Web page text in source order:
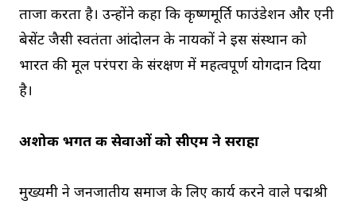
ताजा करता है। उन्होंने कहा कि कृष्णमूर्ति फाउंडेशन और एनी
बेसेंट जैसी स्वतंत्रता आंदोलन के नायकों ने इस संस्थान को
भारत की मूल परंपरा के संरक्षण में महत्वपूर्ण योगदान दिया
है।
अशोक भगत की सेवाओं को सीएम ने सराहा
मुख्यमंत्री ने जनजातीय समाज के लिए कार्य करने वाले पद्मश्री